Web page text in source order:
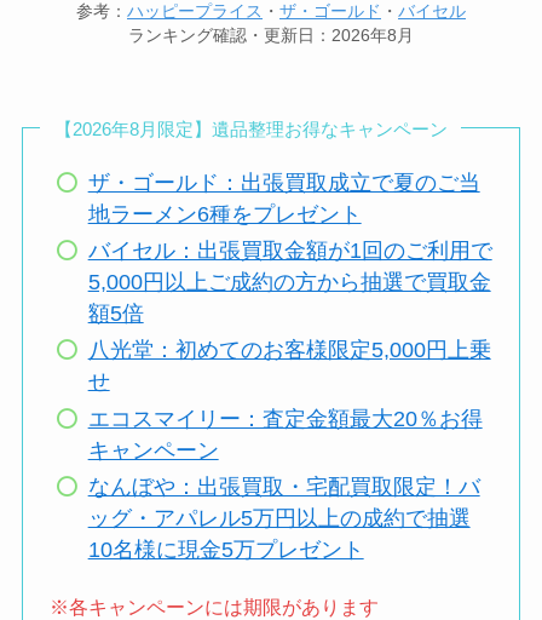
参考： ハッピープライス ・ ザ・ゴールド ・ バイセル
ランキング確認・更新日：2026年8月
【2026年8月限定】遺品整理お得なキャンペーン
ザ・ゴールド：出張買取成立で夏のご当
地ラーメン6種をプレゼント
バイセル：出張買取金額が1回のご利用で
5,000円以上ご成約の方から抽選で買取金
額5倍
八光堂：初めてのお客様限定5,000円上乗
せ
エコスマイリー：査定金額最大20％お得
キャンペーン
なんぼや：出張買取・宅配買取限定！バ
ッグ・アパレル5万円以上の成約で抽選
10名様に現金5万プレゼント
※各キャンペーンには期限があります